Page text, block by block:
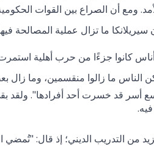
ومع أن الصراع بين القوات
سيريلانكا ما تزال عملية المصالحة
أناس كانوا جزءًا من حرب أهلية
الناس ما زالوا منقسمين، وما
قد خسرت أحد أفرادها". ولقد
من التدريب الديني؛ إذ قال: "تُمضي